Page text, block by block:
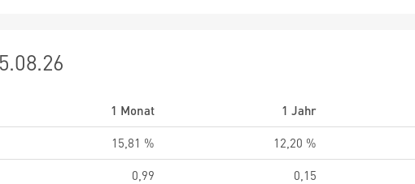
1 Monat 1 Jahr
15,81 % 12,20 %
0,99 0,15